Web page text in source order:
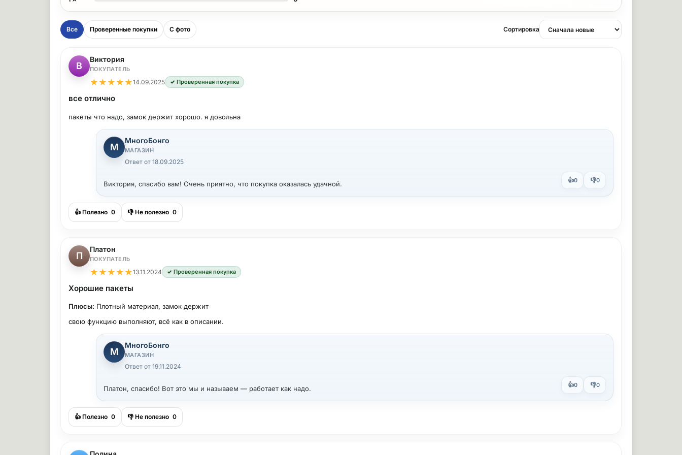
Все Проверенные покупки С фото Сортировка
В
Виктория
ПОКУПАТЕЛЬ
★ ★ ★ ★ ★14.09.2025 ✓ Проверенная покупка
все отлично
пакеты что надо, замок держит хорошо. я довольна
М
МногоБонго
МАГАЗИН
Ответ от 18.09.2025
Виктория, спасибо вам! Очень приятно, что покупка оказалась удачной. 👍0 👎0
👍 Полезно 0 👎 Не полезно 0
П
Платон
ПОКУПАТЕЛЬ
★ ★ ★ ★ ★13.11.2024 ✓ Проверенная покупка
Хорошие пакеты
Плюсы: Плотный материал, замок держит
свою функцию выполняют, всё как в описании.
М
МногоБонго
МАГАЗИН
Ответ от 19.11.2024
Платон, спасибо! Вот это мы и называем — работает как надо. 👍0 👎0
👍 Полезно 0 👎 Не полезно 0